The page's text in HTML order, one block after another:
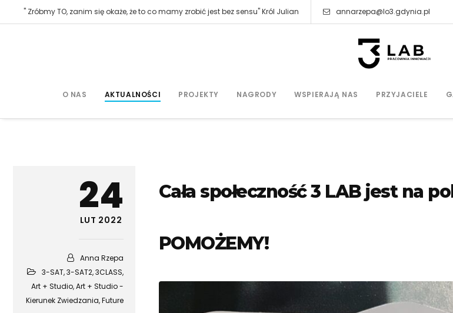
" Zróbmy TO, zanim się okaże, że to co mamy zrobić jest bez sensu" Król Julian annarzepa@lo3.gdynia.pl
O NAS AKTUALNOŚCI PROJEKTY NAGRODY WSPIERAJĄ NAS PRZYJACIELE
24
LUT 2022
Anna Rzepa
3-SAT,3-SAT2,3CLASS,
Art + Studio,Art + Studio -
Kierunek Zwiedzania,Future
Cała społeczność 3 LAB jest na
POMOŻEMY!